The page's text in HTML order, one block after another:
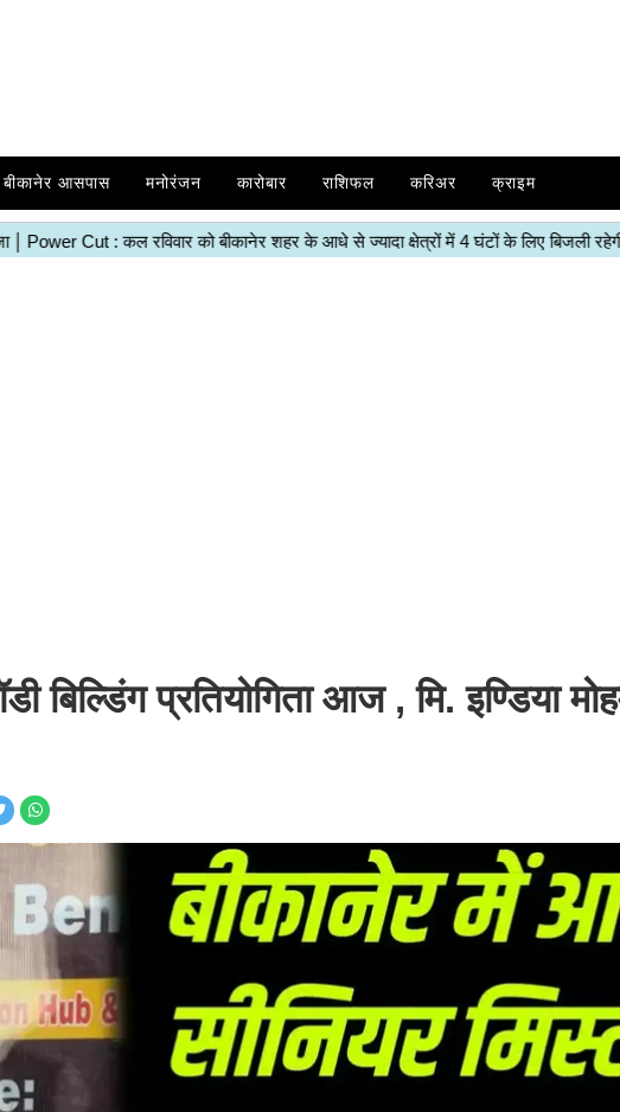
बीकानेर आसपास मनोरंजन कारोबार राशिफल करिअर क्राइम
बिल्डिंग प्रतियोगिता आज , मि. इण्डिया